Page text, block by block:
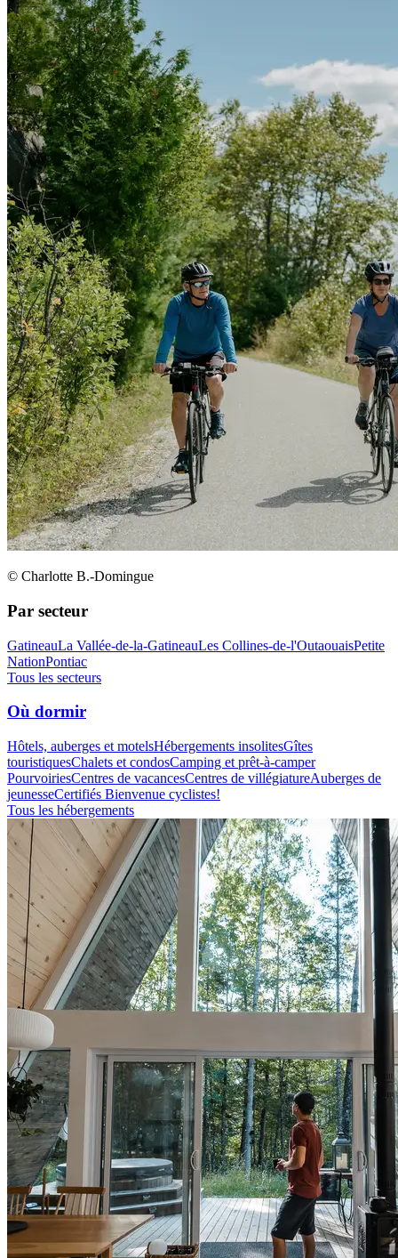
© Charlotte B.-Domingue
Par secteur
GatineauLa Vallée-de-la-GatineauLes Collines-de-l'OutaouaisPetite
NationPontiac
Tous les secteurs
Où dormir
Hôtels, auberges et motelsHébergements insolitesGîtes
touristiquesChalets et condosCamping et prêt-à-camper
PourvoiriesCentres de vacancesCentres de villégiatureAuberges de
jeunesseCertifiés Bienvenue cyclistes!
Tous les hébergements